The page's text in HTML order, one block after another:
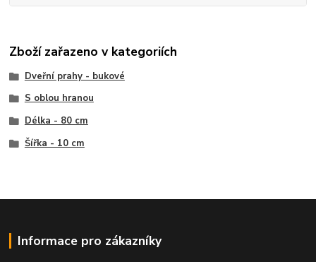
Zboží zařazeno v kategoriích
Dveřní prahy - bukové
S oblou hranou
Délka - 80 cm
Šířka - 10 cm
Informace pro zákazníky